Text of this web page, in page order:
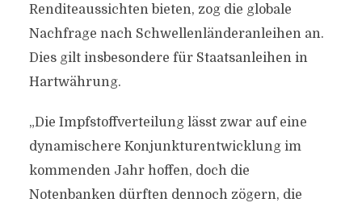
Renditeaussichten bieten, zog die globale
Nachfrage nach Schwellenländeranleihen an.
Dies gilt insbesondere für Staatsanleihen in
Hartwährung.
„Die Impfstoffverteilung lässt zwar auf eine
dynamischere Konjunkturentwicklung im
kommenden Jahr hoffen, doch die
Notenbanken dürften dennoch zögern, die